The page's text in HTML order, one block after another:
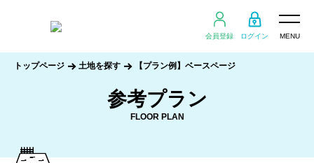
会員登録 ログイン MENU
参考プラン
FLOOR PLAN
トップページ 土地を探す 【プラン例】ベースページ